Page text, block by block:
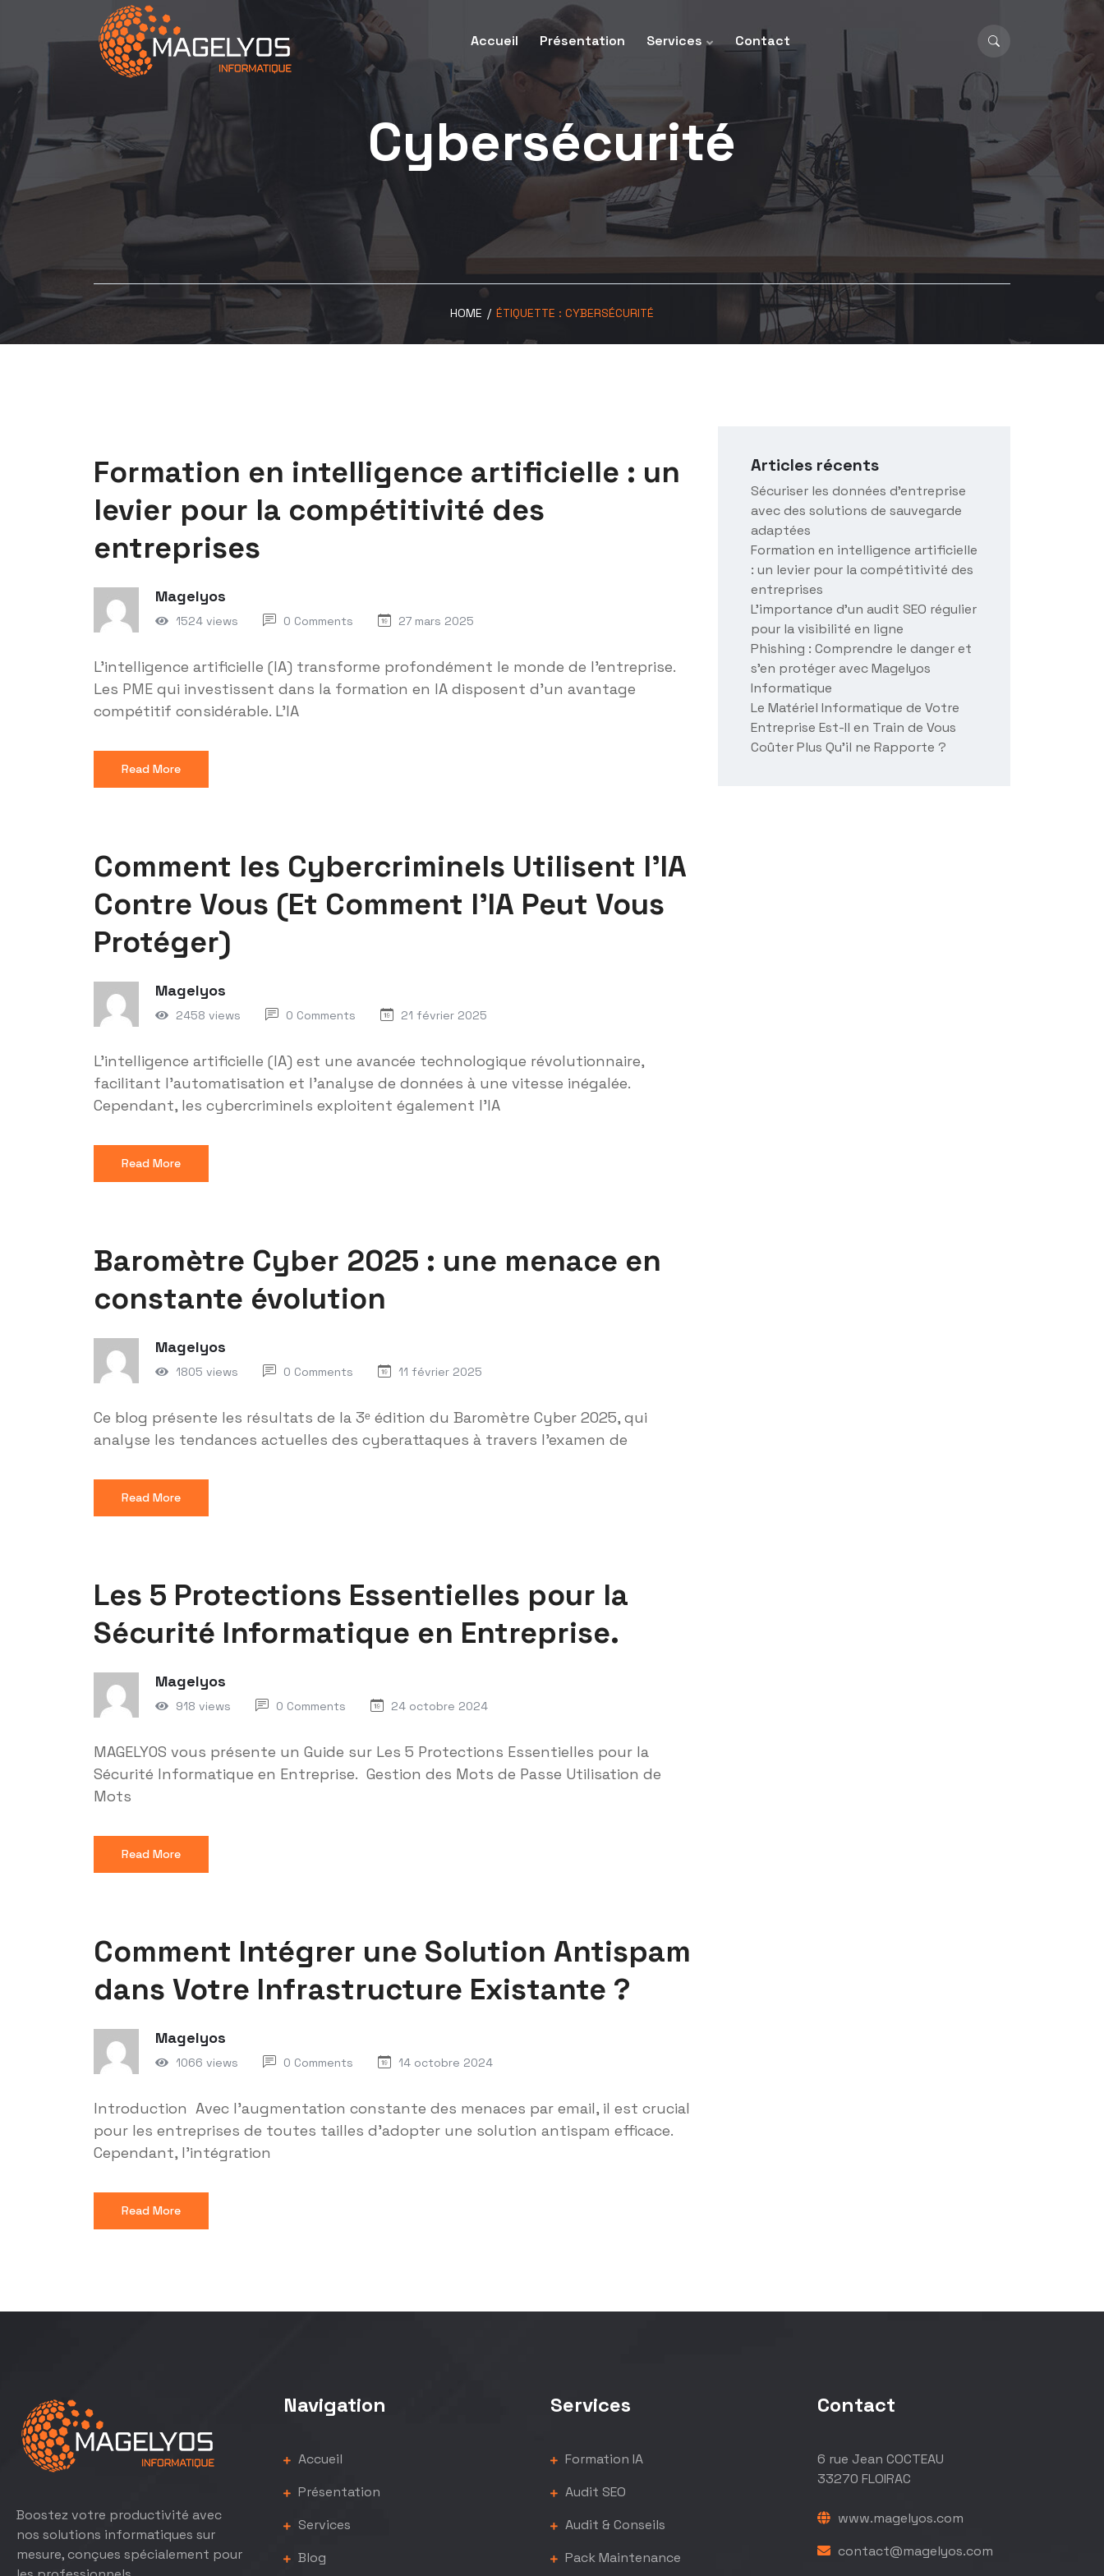
Accueil Présentation Services Contact
Cybersécurité
HOME / ÉTIQUETTE : CYBERSÉCURITÉ
Formation en intelligence artificielle : un
levier pour la compétitivité des
entreprises
Magelyos
1524 views 0 Comments 27 mars 2025
L'intelligence artificielle (IA) transforme profondément le monde de l'entreprise.
Les PME qui investissent dans la formation en IA disposent d'un avantage
compétitif considérable. L'IA
Read More
Comment les Cybercriminels Utilisent l’IA
Contre Vous (Et Comment l’IA Peut Vous
Protéger)
Magelyos
2458 views 0 Comments 21 février 2025
L’intelligence artificielle (IA) est une avancée technologique révolutionnaire,
facilitant l’automatisation et l’analyse de données à une vitesse inégalée.
Cependant, les cybercriminels exploitent également l’IA
Read More
Baromètre Cyber 2025 : une menace en
constante évolution
Magelyos
1805 views 0 Comments 11 février 2025
Ce blog présente les résultats de la 3ᵉ édition du Baromètre Cyber 2025, qui
analyse les tendances actuelles des cyberattaques à travers l'examen de
Read More
Les 5 Protections Essentielles pour la
Sécurité Informatique en Entreprise.
Magelyos
918 views 0 Comments 24 octobre 2024
MAGELYOS vous présente un Guide sur Les 5 Protections Essentielles pour la
Sécurité Informatique en Entreprise. Gestion des Mots de Passe Utilisation de
Mots
Read More
Comment Intégrer une Solution Antispam
dans Votre Infrastructure Existante ?
Magelyos
1066 views 0 Comments 14 octobre 2024
Introduction Avec l'augmentation constante des menaces par email, il est crucial
pour les entreprises de toutes tailles d'adopter une solution antispam efficace.
Cependant, l'intégration
Read More
Articles récents
Sécuriser les données d’entreprise
avec des solutions de sauvegarde
adaptées
Formation en intelligence artificielle
: un levier pour la compétitivité des
entreprises
L’importance d’un audit SEO régulier
pour la visibilité en ligne
Phishing : Comprendre le danger et
s’en protéger avec Magelyos
Informatique
Le Matériel Informatique de Votre
Entreprise Est-Il en Train de Vous
Coûter Plus Qu’il ne Rapporte ?
Boostez votre productivité avec
nos solutions informatiques sur
mesure, conçues spécialement pour
Navigation
Accueil
Présentation
Services
Blog
Services
Formation IA
Audit SEO
Audit & Conseils
Pack Maintenance
Contact
6 rue Jean COCTEAU
33270 FLOIRAC
www.magelyos.com
contact@magelyos.com